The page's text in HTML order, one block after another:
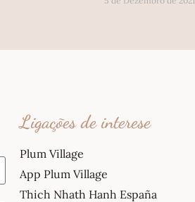
Ligações de interese
Plum Village
App Plum Village
Thich Nhath Hanh España